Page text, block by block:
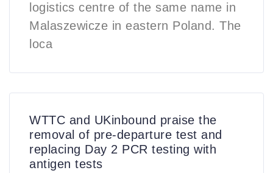
logistics centre of the same name in
Malaszewicze in eastern Poland. The
loca
WTTC and UKinbound praise the
removal of pre-departure test and
replacing Day 2 PCR testing with
antigen tests